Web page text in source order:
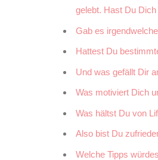
gelebt. Hast Du
Gab es
Hattest Du
Und was gefällt Dir
Was motiviert Dich
Was hältst Du von
Also bist Du
Welche Tipps